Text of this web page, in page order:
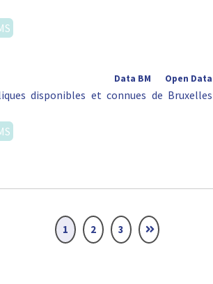
Open Data
Data BM
disponibles et connues de Bruxelles
1 2 3